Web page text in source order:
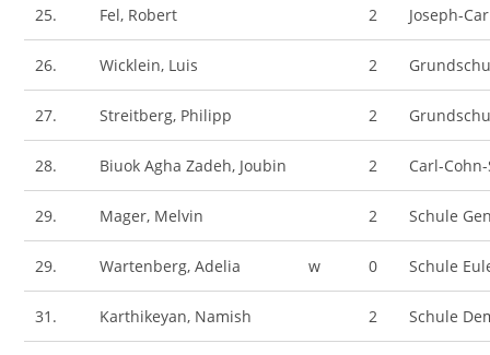
25. Fel, Robert 2 Joseph-
26. Wicklein, Luis 2
27. Streitberg, Philipp 2
28. Biuok Agha Zadeh, Joubin 2 Carl-
29. Mager, Melvin 2 Schule
29. Wartenberg, Adelia w 0 Schule
31. Karthikeyan, Namish 2 Schule